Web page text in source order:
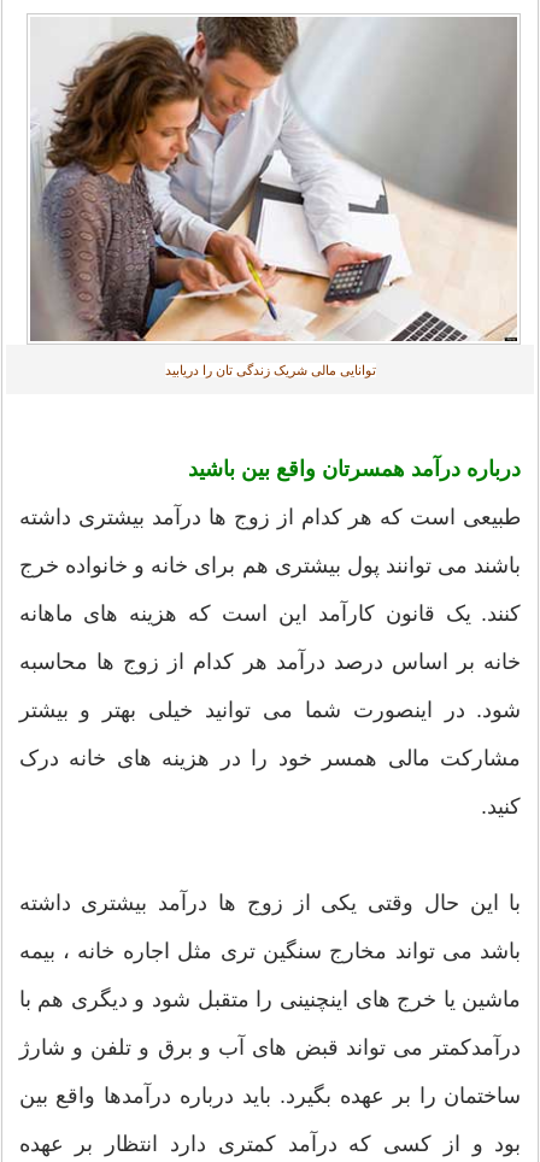
توانایی مالی شریک زندگی تان را دریابید‎
درباره درآمد همسرتان واقع بین باشید
طبیعی است که هر کدام از زوج ها درآمد بیشتری داشته
باشند می توانند پول بیشتری هم برای خانه و خانواده خرج
کنند. یک قانون کارآمد این است که هزینه های ماهانه
خانه بر اساس درصد درآمد هر کدام از زوج ها محاسبه
شود. در اینصورت شما می توانید خیلی بهتر و بیشتر
مشارکت مالی همسر خود را در هزینه های خانه درک
کنید.
با این حال وقتی یکی از زوج ها درآمد بیشتری داشته
باشد می تواند مخارج سنگین تری مثل اجاره خانه ، بیمه
ماشین یا خرج های اینچنینی را متقبل شود و دیگری هم با
درآمدکمتر می تواند قبض های آب و برق و تلفن و شارژ
ساختمان را بر عهده بگیرد. باید درباره درآمدها واقع بین
بود و از کسی که درآمد کمتری دارد انتظار بر عهده